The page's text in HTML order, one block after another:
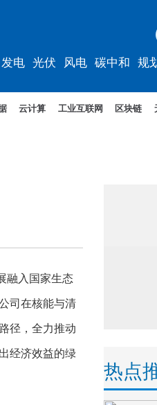
发电 光伏 风电 碳中和 规
云计算 工业互联网 区块链
融入国家生态
司在核能与清
径，全力推动
经济效益的绿
热点